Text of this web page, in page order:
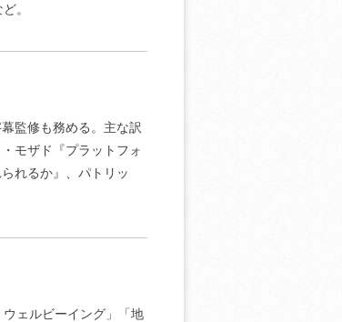
。
監修も務める。主な訳
モザド『プラットフォ
れるか』、パトリッ
ェルビーイング」「地